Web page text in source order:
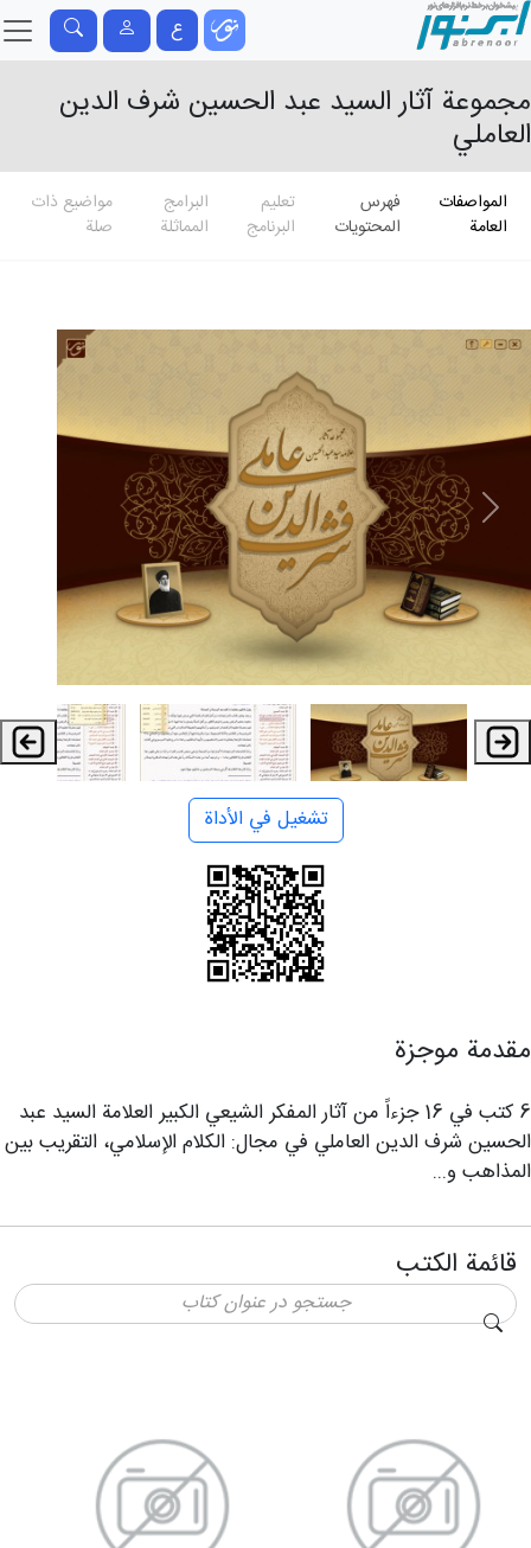
ع
مجموعة آثار السيد عبد الحسين شرف الدين
العاملي
المواصفات
العامة
فهرس
المحتويات
تعلیم
البرنامج
البرامج
المماثلة
مواضيع ذات
صلة
تشغيل في الأداة
مقدمة موجزة
6 كتب في 16 جزءاً من آثار المفكر الشيعي الكبير العلامة السید عبد
الحسین شرف ‌الدین العاملي في مجال: الكلام الإسلامي، التقریب بين
المذاهب و...
قائمة الكتب